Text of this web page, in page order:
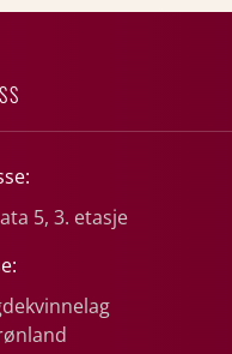
5, 3. etasje